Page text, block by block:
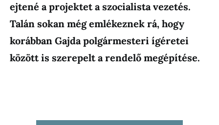
ejtené a projektet a szocialista vezetés.
Talán sokan még emlékeznek rá, hogy
korábban Gajda polgármesteri ígéretei
között is szerepelt a rendelő megépítése.